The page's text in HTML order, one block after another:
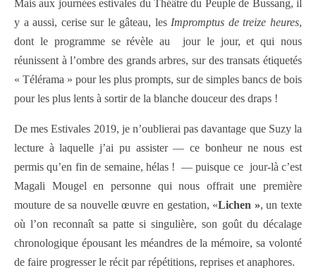
Mais aux journées estivales du Théâtre du Peuple de Bussang, il
y a aussi, cerise sur le gâteau, les Impromptus de treize heures,
dont le programme se révèle au
jour le jour, et qui nous
réunissent à l’ombre des grands arbres, sur des transats étiquetés
« Télérama » pour les plus prompts, sur de simples bancs de bois
pour les plus lents à sortir de la blanche douceur des draps !
De mes Estivales 2019, je n’oublierai pas davantage que Suzy la
lecture à laquelle j’ai pu assister — ce bonheur ne nous est
permis qu’en fin de semaine, hélas ! — puisque ce jour-là c’est
Magali Mougel en personne qui nous offrait une première
mouture de sa nouvelle œuvre en gestation, «Lichen », un texte
où l’on reconnaît sa patte si singulière, son goût du décalage
chronologique épousant les méandres de la mémoire, sa volonté
de faire progresser le récit par répétitions, reprises et anaphores.